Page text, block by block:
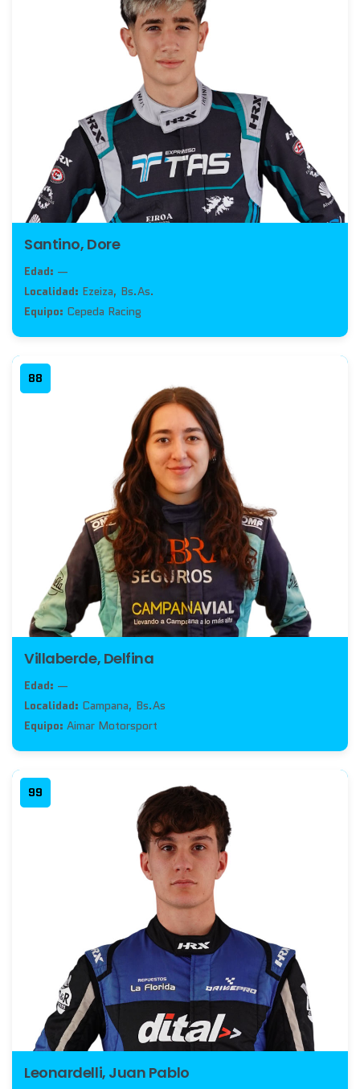
Santino, Dore
Edad: —
Localidad: Ezeiza, Bs.As.
Equipo: Cepeda Racing
88
Villaberde, Delfina
Edad: —
Localidad: Campana, Bs.As
Equipo: Aimar Motorsport
99
Leonardelli, Juan Pablo